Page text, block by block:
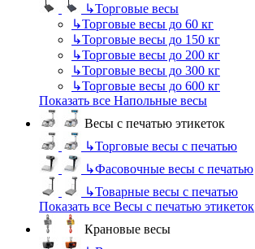
↳Торговые весы
↳Торговые весы до 60 кг
↳Торговые весы до 150 кг
↳Торговые весы до 200 кг
↳Торговые весы до 300 кг
↳Торговые весы до 600 кг
Показать все Напольные весы
Весы с печатью этикеток
↳Торговые весы с печатью
↳Фасовочные весы с печатью
↳Товарные весы с печатью
Показать все Весы с печатью этикеток
Крановые весы